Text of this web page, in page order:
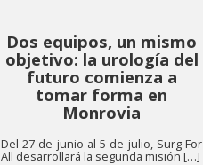
Dos equipos, un mismo
objetivo: la urología del
futuro comienza a
tomar forma en
Monrovia
Del 27 de junio al 5 de julio, Surg For
All desarrollará la segunda misión […]